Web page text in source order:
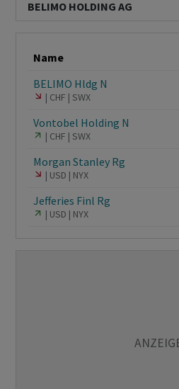
BELIMO HOLDING AG
Name
BELIMO Hldg N
CHF SWX
Vontobel Holding N
CHF SWX
Morgan Stanley Rg
USD NYX
Jefferies Finl Rg
USD NYX